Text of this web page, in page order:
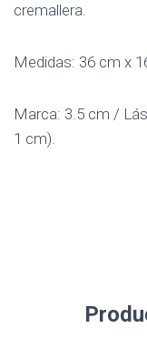
cremallera.
Medidas: 36 cm x
Marca: 3.5 cm /
1 cm).